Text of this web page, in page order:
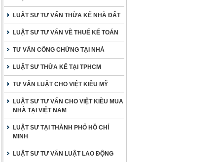
LUẬT SƯ TƯ VẤN THỪA KẾ NHÀ ĐẤT
LUẬT SƯ TƯ VẤN VỀ THUẾ KẾ TOÁN
TƯ VẤN CÔNG CHỨNG TẠI NHÀ
LUẬT SƯ THỪA KẾ TẠI TPHCM
TƯ VẤN LUẬT CHO VIỆT KIỀU MỸ
LUẬT SƯ TƯ VẤN CHO VIỆT KIỀU MUA
NHÀ TẠI VIỆT NAM
LUẬT SƯ TẠI THÀNH PHỐ HỒ CHÍ
MINH
LUẬT SƯ TƯ VẤN LUẬT LAO ĐỘNG